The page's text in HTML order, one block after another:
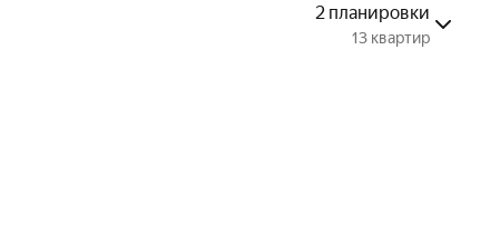
2 планировки
13 квартир